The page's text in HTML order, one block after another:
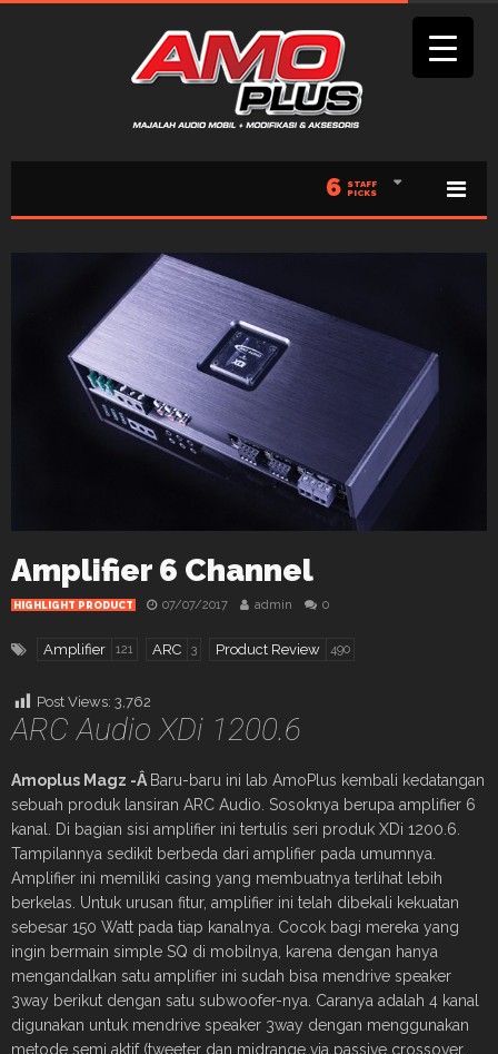
6 STAFF
PICKS
Amplifier 6 Channel
HIGHLIGHT PRODUCT 07/07/2017 admin 0
Amplifier 121 ARC 3 Product Review 490
Post Views: 3,762
ARC Audio XDi 1200.6
Amoplus Magz -Â Baru-baru ini lab AmoPlus kembali kedatangan
sebuah produk lansiran ARC Audio. Sosoknya berupa amplifier 6
kanal. Di bagian sisi amplifier ini tertulis seri produk XDi 1200.6.
Tampilannya sedikit berbeda dari amplifier pada umumnya.
Amplifier ini memiliki casing yang membuatnya terlihat lebih
berkelas. Untuk urusan fitur, amplifier ini telah dibekali kekuatan
sebesar 150 Watt pada tiap kanalnya. Cocok bagi mereka yang
ingin bermain simple SQ di mobilnya, karena dengan hanya
mengandalkan satu amplifier ini sudah bisa mendrive speaker
3way berikut dengan satu subwoofer-nya. Caranya adalah 4 kanal
digunakan untuk mendrive speaker 3way dengan menggunakan
metode semi aktif (tweeter dan midrange via passive crossover,